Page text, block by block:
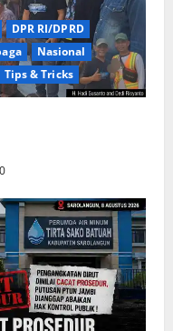
DPR RI/DPRD
Nasional
Tips & Tricks
0